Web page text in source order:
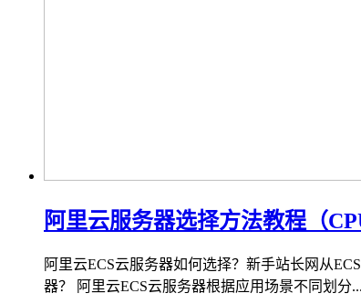
阿里云服务器选择方法教程（
阿里云ECS云服务器如何选择？新手站长网从
器？ 阿里云ECS云服务器根据应用场景不同划分...